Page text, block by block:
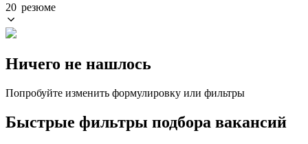
20 резюме
Ничего не нашлось
Попробуйте изменить формулировку или фильтры
Быстрые фильтры подбора вакансий